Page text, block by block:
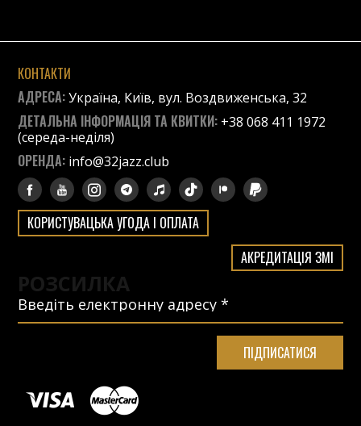
КОНТАКТИ
АДРЕСА:Україна, Київ, вул. Воздвиженська, 32
ДЕТАЛЬНА ІНФОРМАЦІЯ ТА КВИТКИ: +38 068 411 1972
(середа-неділя)
ОРЕНДА: info@32jazz.club
КОРИСТУВАЦЬКА УГОДА І ОПЛАТА
АКРЕДИТАЦІЯ ЗМІ
РОЗСИЛКА